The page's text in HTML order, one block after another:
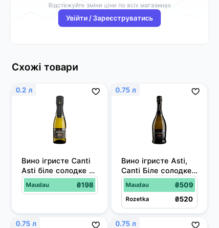
Відстежуйте зміни ціни по всіх магазинах
Увійти / Зареєструватись
Схожі товари
0.2 л
Вино ігристе Canti
Asti біле солодке
0.2 л 7%
Maudau ₴198
0.75 л
Вино ігристе Asti,
Canti Біле солодке
0.75 л 7%
Maudau ₴509
Rozetka ₴520
0.75 л 0.75 л